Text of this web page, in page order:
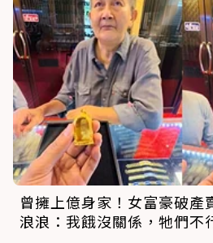
曾擁上億身家！女富豪破產
浪浪：我餓沒關係，牠們不